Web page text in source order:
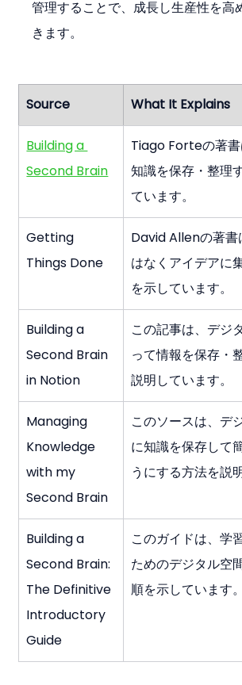
管理することで、成長し生産性を高
きます。
Source What It Explains
Building a
Second Brain
Tiago Forteの著
知識を保存・整理
ています。
Getting
Things Done
David Allenの著書
はなくアイデアに
を示しています。
Building a
Second Brain
in Notion
この記事は、デジ
って情報を保存・
説明しています。
Managing
Knowledge
with my
Second Brain
このソースは、デ
に知識を保存して
うにする方法を説
Building a
Second Brain:
The Definitive
Introductory
Guide
このガイドは、学
ためのデジタル空
順を示しています。